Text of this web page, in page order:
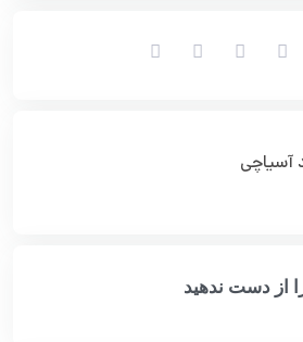
آسیاچی
از دست ندهید